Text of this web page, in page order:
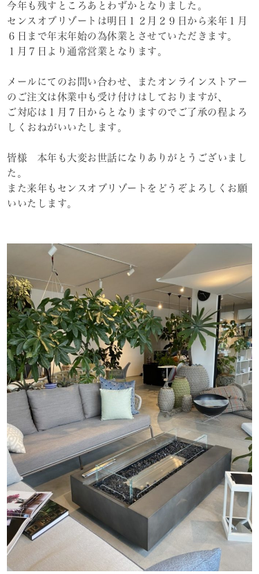
今年も残すところあとわずかとなりました。
センスオブリゾートは明日１２月２９日から来年１月
６日まで年末年始の為休業とさせていただきます。
１月７日より通常営業となります。
メールにてのお問い合わせ、またオンラインストアー
のご注文は休業中も受け付けはしておりますが、
ご対応は１月７日からとなりますのでご了承の程よろ
しくおねがいいたします。
皆様 本年も大変お世話になりありがとうございまし
た。
また来年もセンスオブリゾートをどうぞよろしくお願
いいたします。